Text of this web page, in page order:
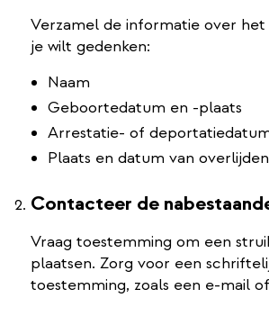
Verzamel de informatie over
je wilt gedenken:
Naam
Geboortedatum en -plaats
Arrestatie- of
Plaats en datum van
Contacteer de
Vraag toestemming om een
plaatsen. Zorg voor een
toestemming, zoals een e-mail